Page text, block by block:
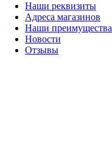
Наши реквизиты
Адреса магазинов
Наши преимущества
Новости
Отзывы